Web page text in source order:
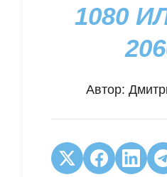
1080
Автор: